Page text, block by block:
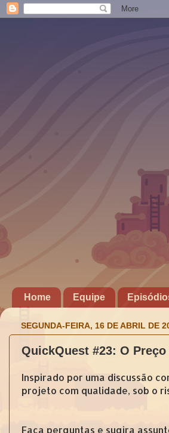
Home Equipe
SEGUNDA-FEIRA, 16 DE ABRIL DE
QuickQuest #23: O
Inspirado por uma discussão
projeto com qualidade, sob o
Faça perguntas e sugira